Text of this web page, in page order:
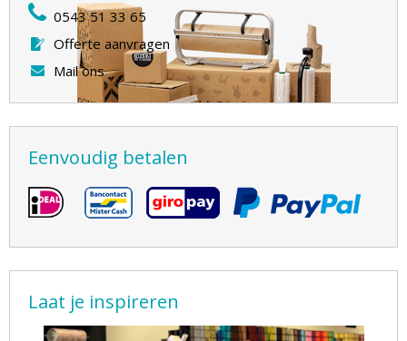
0543 51 33 65
Offerte aanvragen
Mail ons
Eenvoudig betalen
Laat je inspireren